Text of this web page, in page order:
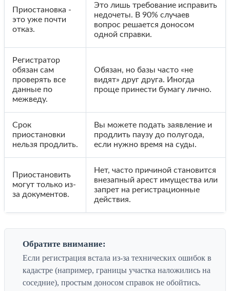
Приостановка -
это уже почти
отказ.
Это лишь требование исправить
недочеты. В 90% случаев
вопрос решается доносом
одной справки.
Регистратор
обязан сам
проверять все
данные по
межведу.
Обязан, но базы часто «не
видят» друг друга. Иногда
проще принести бумагу лично.
Срок
приостановки
нельзя продлить.
Вы можете подать заявление и
продлить паузу до полугода,
если нужно время на суды.
Приостановить
могут только из-
за документов.
Нет, часто причиной становится
внезапный арест имущества или
запрет на регистрационные
действия.
Обратите внимание:
Если регистрация встала из-за технических ошибок в
кадастре (например, границы участка наложились на
соседние), простым доносом справок не обойтись.